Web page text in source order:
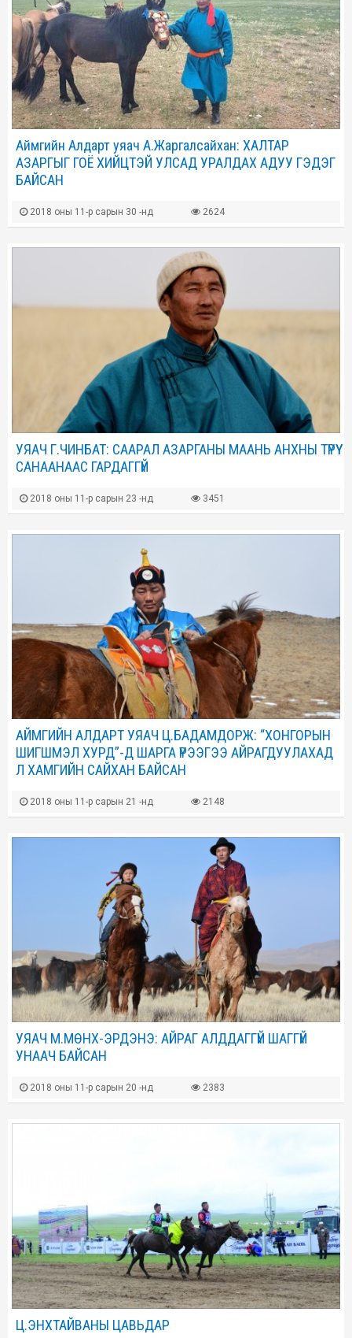
Аймгийн Алдарт уяач А.Жаргалсайхан: ХАЛТАР
АЗАРГЫГ ГОЁ ХИЙЦТЭЙ УЛСАД УРАЛДАХ АДУУ ГЭДЭГ
БАЙСАН
2018 оны 11-р сарын 30 -нд 2624
УЯАЧ Г.ЧИНБАТ: СААРАЛ АЗАРГАНЫ МААНЬ АНХНЫ ТҮРҮҮ
САНААНААС ГАРДАГГҮЙ
2018 оны 11-р сарын 23 -нд 3451
АЙМГИЙН АЛДАРТ УЯАЧ Ц.БАДАМДОРЖ: “ХОНГОРЫН
ШИГШМЭЛ ХУРД”-Д ШАРГА ҮРЭЭГЭЭ АЙРАГДУУЛАХАД
Л ХАМГИЙН САЙХАН БАЙСАН
2018 оны 11-р сарын 21 -нд 2148
УЯАЧ М.МӨНХ-ЭРДЭНЭ: АЙРАГ АЛДДАГГҮЙ ШАГГҮЙ
УНААЧ БАЙСАН
2018 оны 11-р сарын 20 -нд 2383
Ц.ЭНХТАЙВАНЫ ЦАВЬДАР